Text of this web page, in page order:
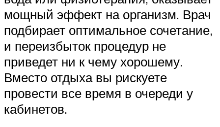
мощный эффект на организм. Врач
подбирает оптимальное сочетание,
и переизбыток процедур не
приведет ни к чему хорошему.
Вместо отдыха вы рискуете
провести все время в очереди у
кабинетов.